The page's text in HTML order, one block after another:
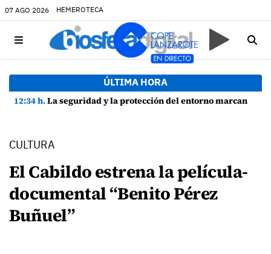
07 AGO 2026 HEMEROTECA
ÚLTIMA HORA
12:34 h.La seguridad y la protección del entorno marcan la planificación de las Fiestas de La Caleta de Famara
CULTURA
El Cabildo estrena la película-
documental “Benito Pérez
Buñuel”